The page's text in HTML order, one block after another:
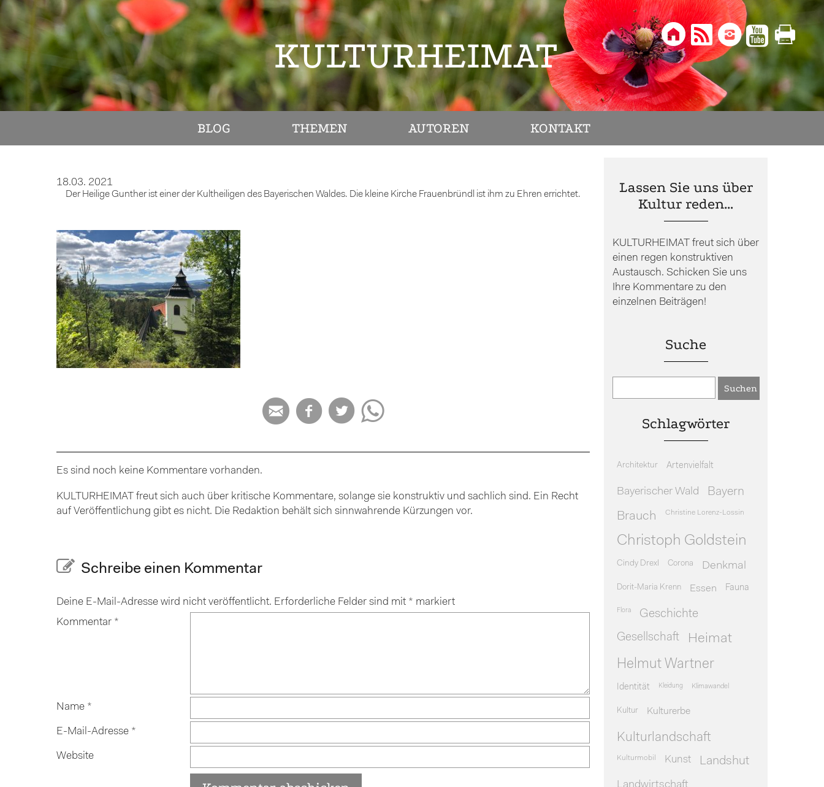
KULTURHEIMAT     
BLOG THEMEN AUTOREN KONTAKT
18.03. 2021
Der Heilige Gunther ist einer der Kultheiligen des Bayerischen Waldes. Die kleine Kirche Frauenbründl ist ihm zu Ehren errichtet.
   
Es sind noch keine Kommentare vorhanden.
KULTURHEIMAT freut sich auch über kritische Kommentare, solange sie konstruktiv und sachlich sind. Ein Recht
auf Veröffentlichung gibt es nicht. Die Redaktion behält sich sinnwahrende Kürzungen vor.
Schreibe einen Kommentar
Deine E-Mail-Adresse wird nicht veröffentlicht. Erforderliche Felder sind mit * markiert
Kommentar *
Name *
E-Mail-Adresse *
Website
Lassen Sie uns über
Kultur reden…
KULTURHEIMAT freut sich über
einen regen konstruktiven
Austausch. Schicken Sie uns
Ihre Kommentare zu den
einzelnen Beiträgen!
Suche
Schlagwörter
Architektur Artenvielfalt
Bayerischer Wald Bayern
Brauch Christine Lorenz-Lossin
Christoph Goldstein
Cindy Drexl Corona Denkmal
Dorit-Maria Krenn Essen Fauna
Flora Geschichte
Gesellschaft
Heimat
Helmut Wartner
Identität Kleidung Klimawandel
Kultur Kulturerbe
Kulturlandschaft
Kulturmobil Kunst Landshut